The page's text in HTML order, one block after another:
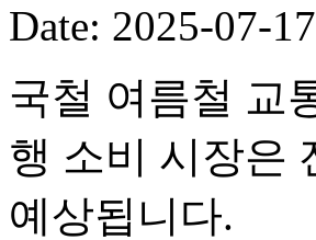
Date: 2025-07-17
국철 여름철 교
행 소비 시장은
예상됩니다.